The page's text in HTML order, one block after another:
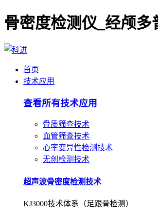
首页
骨质筛查技术
心率变异性检测技术
超声波骨密度检测技术
KJ3000技术体系（足跟骨检测）
超声波骨密度检测技术
KJ7000技术体系（桡/胫骨检测）